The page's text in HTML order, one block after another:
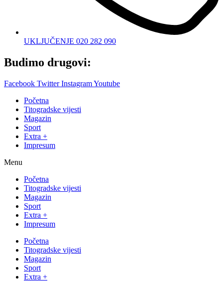
UKLJUČENJE 020 282 090
Budimo drugovi:
Facebook Twitter InstagramYoutube
Početna
Titogradske vijesti
Magazin
Sport
Extra +
Impresum
Menu
Početna
Titogradske vijesti
Magazin
Sport
Extra +
Impresum
Početna
Titogradske vijesti
Magazin
Sport
Extra +